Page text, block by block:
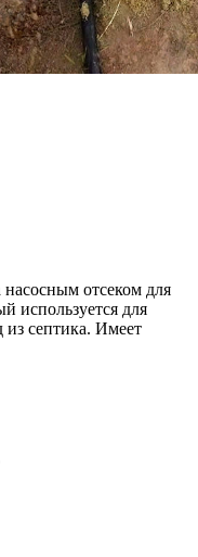
отсеком для
используется для
из септика. Имеет